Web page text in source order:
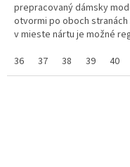
prepracovaný dámsky
otvormi po oboch
v mieste nártu je možné
36
37 38 39 40